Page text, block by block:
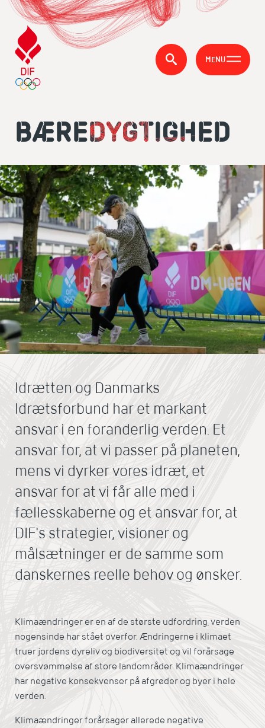
MENU
BÆREDYGTIGHED
Idrætten og Danmarks
Idrætsforbund har et markant
ansvar i en foranderlig verden. Et
ansvar for, at vi passer på planeten,
mens vi dyrker vores idræt, et
ansvar for at vi får alle med i
fællesskaberne og et ansvar for, at
DIF's strategier, visioner og
målsætninger er de samme som
danskernes reelle behov og ønsker.
Klimaændringer er en af de største udfordring, verden
nogensinde har stået overfor. Ændringerne i klimaet
truer jordens dyreliv og biodiversitet og vil forårsage
oversvømmelse af store landområder. Klimaændringer
har negative konsekvenser på afgrøder og byer i hele
verden.
Klimaændringer forårsager allerede negative